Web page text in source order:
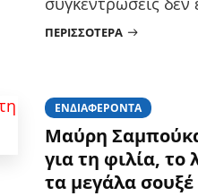
ΠΕΡΙΣΣΌΤΕΡΑ
ΕΝΔΙΑΦΈΡΟΝΤΑ
Μαύρη
για τη φιλία, το
τα μεγάλα σουξέ